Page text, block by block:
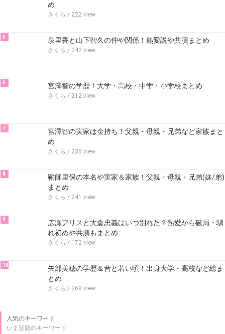
め
さくら / 222 view
5 泉里香と山下智久の仲や関係！熱愛説や共演まとめ
さくら / 242 view
6 宮澤智の学歴！大学・高校・中学・小学校まとめ
さくら / 212 view
7
宮澤智の実家は金持ち！父親・母親・兄弟など家族まと
め
さくら / 235 view
8
鞘師里保の本名や実家＆家族！父親・母親・兄弟(妹/弟)
まとめ
さくら / 241 view
9
広瀬アリスと大倉忠義はいつ別れた？熱愛から破局・馴
れ初めや共演もまとめ
さくら / 172 view
10
矢部美穂の学歴＆昔と若い頃！出身大学・高校など総ま
とめ
さくら / 268 view
人気のキーワード
いま話題のキーワード